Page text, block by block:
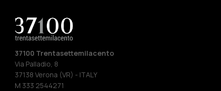
37100 Trentasettemilacento
Via Palladio, 8
37138 Verona (VR) - ITALY
M 333 2544271